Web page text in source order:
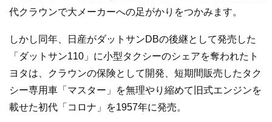
代クラウンで大メーカーへの足がかりをつかみます。
しかし同年、日産がダットサンDBの後継として発売した
「ダットサン110」に小型タクシーのシェアを奪われたト
ヨタは、クラウンの保険として開発、短期間販売したタク
シー専用車「マスター」を無理やり縮めて旧式エンジンを
載せた初代「コロナ」を1957年に発売。